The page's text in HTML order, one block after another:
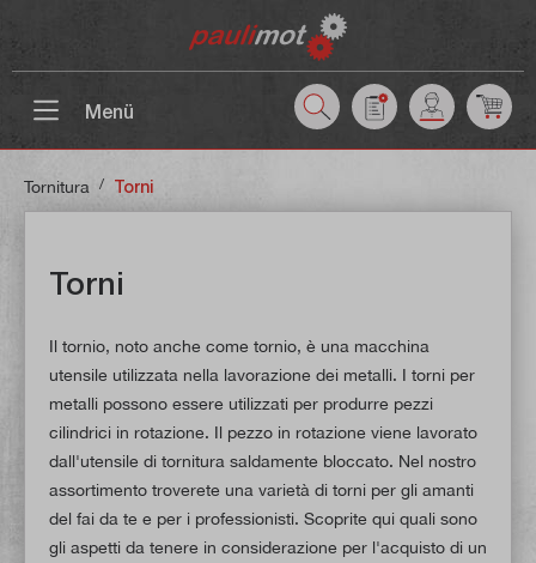
Menü
Tornitura / Torni
Torni
Il tornio, noto anche come tornio, è una macchina
utensile utilizzata nella lavorazione dei metalli. I torni per
metalli possono essere utilizzati per produrre pezzi
cilindrici in rotazione. Il pezzo in rotazione viene lavorato
dall'utensile di tornitura saldamente bloccato. Nel nostro
assortimento troverete una varietà di torni per gli amanti
del fai da te e per i professionisti. Scoprite qui quali sono
gli aspetti da tenere in considerazione per l'acquisto di un